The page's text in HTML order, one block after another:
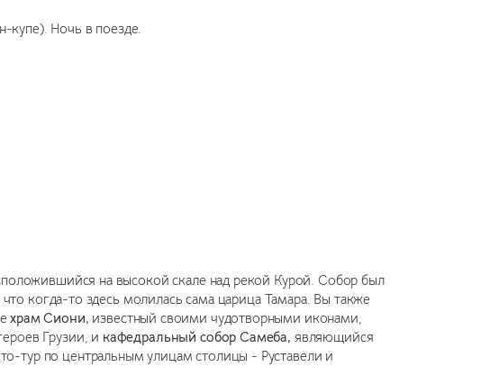
купе). Ночь в поезде.
на высокой скале над рекой Курой. Собор был
когда-то здесь молилась сама царица Тамара. Вы также
храм Сиони, известный своими чудотворными иконами,
Грузии, и кафедральный собор Самеба, являющийся
тур по центральным улицам столицы - Руставели и